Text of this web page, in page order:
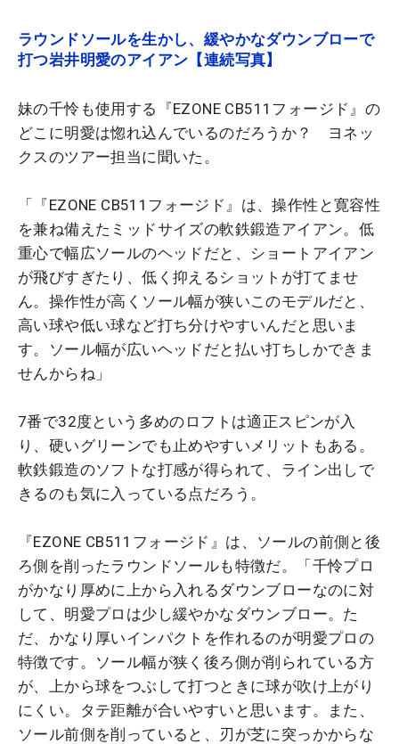
ラウンドソールを生かし、緩やかなダウンブローで
打つ岩井明愛のアイアン【連続写真】
妹の千怜も使用する『EZONE CB511フォージド』の
どこに明愛は惚れ込んでいるのだろうか？ ヨネッ
クスのツアー担当に聞いた。
「『EZONE CB511フォージド』は、操作性と寛容性
を兼ね備えたミッドサイズの軟鉄鍛造アイアン。低
重心で幅広ソールのヘッドだと、ショートアイアン
が飛びすぎたり、低く抑えるショットが打てませ
ん。操作性が高くソール幅が狭いこのモデルだと、
高い球や低い球など打ち分けやすいんだと思いま
す。ソール幅が広いヘッドだと払い打ちしかできま
せんからね」
7番で32度という多めのロフトは適正スピンが入
り、硬いグリーンでも止めやすいメリットもある。
軟鉄鍛造のソフトな打感が得られて、ライン出しで
きるのも気に入っている点だろう。
『EZONE CB511フォージド』は、ソールの前側と後
ろ側を削ったラウンドソールも特徴だ。「千怜プロ
がかなり厚めに上から入れるダウンブローなのに対
して、明愛プロは少し緩やかなダウンブロー。た
だ、かなり厚いインパクトを作れるのが明愛プロの
特徴です。ソール幅が狭く後ろ側が削られている方
が、上から球をつぶして打つときに球が吹け上がり
にくい。タテ距離が合いやすいと思います。また、
ソール前側を削っていると、刃が芝に突っかからな